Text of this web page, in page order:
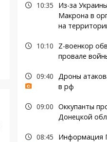
10:35
Из-за
Макрона в
на
10:10
Z-военкор
провале
09:40 Дроны
в рф
09:00 Оккупанты
Донецкой
08:45
Информация